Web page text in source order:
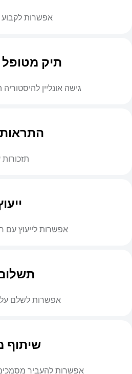
אפשרות לקבוע
תיק מטופל
גישה אונליין
אפשרות לייעוץ עם
תשלום
אפשרות לשלם על
שיתוף
אפשרות להעביר מסמכים